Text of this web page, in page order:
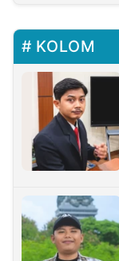
KOLOM